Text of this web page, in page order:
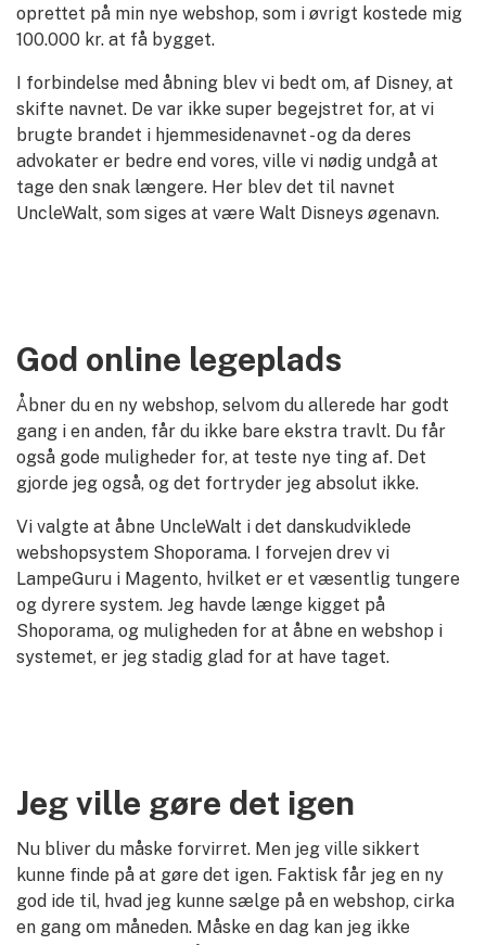
oprettet på min nye webshop, som i øvrigt kostede mig
100.000 kr. at få bygget.
I forbindelse med åbning blev vi bedt om, af Disney, at
skifte navnet. De var ikke super begejstret for, at vi
brugte brandet i hjemmesidenavnet - og da deres
advokater er bedre end vores, ville vi nødig undgå at
tage den snak længere. Her blev det til navnet
UncleWalt, som siges at være Walt Disneys øgenavn.
God online legeplads
Åbner du en ny webshop, selvom du allerede har godt
gang i en anden, får du ikke bare ekstra travlt. Du får
også gode muligheder for, at teste nye ting af. Det
gjorde jeg også, og det fortryder jeg absolut ikke.
Vi valgte at åbne UncleWalt i det danskudviklede
webshopsystem Shoporama. I forvejen drev vi
LampeGuru i Magento, hvilket er et væsentlig tungere
og dyrere system. Jeg havde længe kigget på
Shoporama, og muligheden for at åbne en webshop i
systemet, er jeg stadig glad for at have taget.
Jeg ville gøre det igen
Nu bliver du måske forvirret. Men jeg ville sikkert
kunne finde på at gøre det igen. Faktisk får jeg en ny
god ide til, hvad jeg kunne sælge på en webshop, cirka
en gang om måneden. Måske en dag kan jeg ikke